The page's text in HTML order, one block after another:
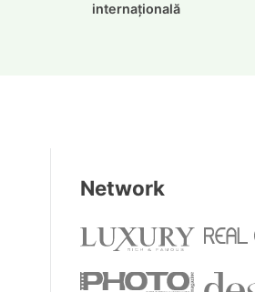
internațională
Network